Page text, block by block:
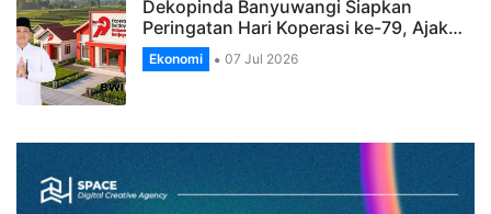
Dekopinda Banyuwangi Siapkan
Peringatan Hari Koperasi ke-79, Ajak…
Ekonomi 07 Jul 2026